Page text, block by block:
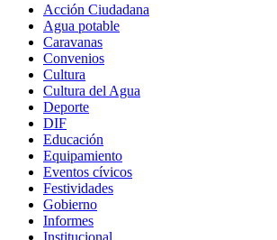
Acción Ciudadana
Agua potable
Caravanas
Convenios
Cultura
Cultura del Agua
Deporte
DIF
Educación
Equipamiento
Eventos cívicos
Festividades
Gobierno
Informes
Institucional